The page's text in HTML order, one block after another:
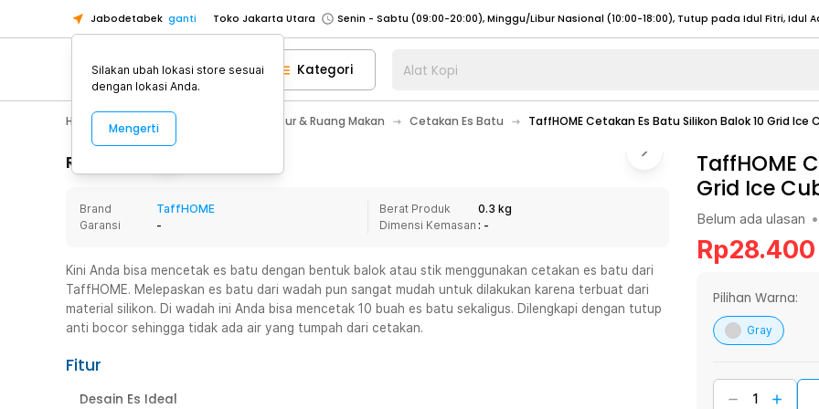
Jabodetabek ganti Toko Jakarta Utara
Toko Tangerang
Toko Cikupa
Pick n Go Jakarta Barat
Senin - Jumat (07:00 - 20:00), Sabtu - Minggu (08:00 - 20:00), Tutup pada Idul Fitri
Pick n Go Bekasi
Senin - Jumat (08:00 - 20:00), Sabtu - Minggu/ Libur Nasional (08:00 - 17:00) Selengkapnya
Senin - Jumat (08:00 - 20:00), Sabtu - Minggu/ Libur Nasional (08:00 - 17:00) Selengkapnya
Senin - Sabtu (09:00-20:00), Minggu/Libur Nasional (12:00-20:00), Tutup pada Idul Fitri
Toko Jakarta Barat
Senin - Sabtu (09:00-20:00), Minggu/Libur Nasional (12:00-20:00), Tutup pada Idul Fitri
Toko Tangerang
Toko Cikupa
Pick n Go Jakarta Barat
Senin - Jumat (07:00 - 20:00), Sabtu - Minggu (08:00 - 20:00), Tutup pada Idul Fitri
Selengkapnya
Kategori Alat Kopi
Home Appliance Perlengkapan Dapur & Ruang Makan Cetakan Es Batu TaffHOME Cetakan Es Batu Silikon Balok 10 Grid Ice
Rincian Produk
Brand
TaffHOME
Garansi
-
Berat Produk
0.3 kg
Dimensi Kemasan : -
Kini Anda bisa mencetak es batu dengan bentuk balok atau stik menggunakan cetakan es batu dari
TaffHOME. Melepaskan es batu dari wadah pun sangat mudah untuk dilakukan karena terbuat dari
material silikon. Di wadah ini Anda bisa mencetak 10 buah es batu sekaligus. Dilengkapi dengan tutup
anti bocor sehingga tidak ada air yang tumpah dari cetakan.
Fitur
Desain Es Ideal
TaffHOME
Grid Ice
Belum ada ulasan •
Rp28.400
Pilihan Warna:
Gray
Silakan ubah lokasi store sesuai
dengan lokasi Anda.
Mengerti